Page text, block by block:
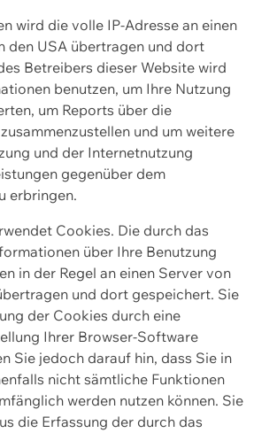
wird die volle IP-Adresse an einen
den USA übertragen und dort
Betreibers dieser Website wird
benutzen, um Ihre Nutzung
um Reports über die
und um weitere
und der Internetnutzung
gegenüber dem
erbringen.
Cookies. Die durch das
über Ihre Benutzung
in der Regel an einen Server von
und dort gespeichert. Sie
der Cookies durch eine
Ihrer Browser-Software
Sie jedoch darauf hin, dass Sie in
nicht sämtliche Funktionen
werden nutzen können. Sie
die Erfassung der durch das